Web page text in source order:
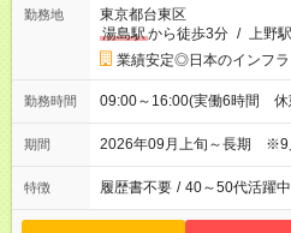
勤務地
東京都台東区
湯島駅から徒歩3分 / 上野
業績安定◎日本のインフラ
勤務時間 09:00～16:00(実働6時間 休
期間 2026年09月上旬～長期 ※9
特徴 履歴書不要 / 40～50代活躍中